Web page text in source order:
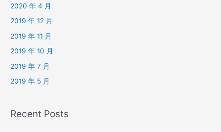
2020 年 4 月
2019 年 12 月
2019 年 11 月
2019 年 10 月
2019 年 7 月
2019 年 5 月
Recent Posts